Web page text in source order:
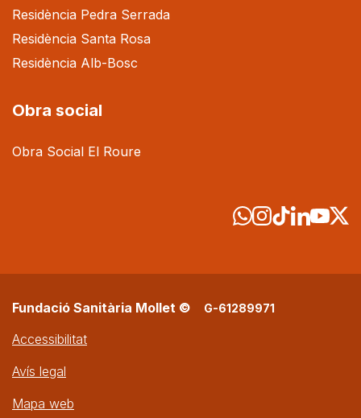
Residència Pedra Serrada
Residència Santa Rosa
Residència Alb-Bosc
Obra social
Obra Social El Roure
Fundació Sanitària Mollet © G-61289971
Accessibilitat
Avís legal
Mapa web